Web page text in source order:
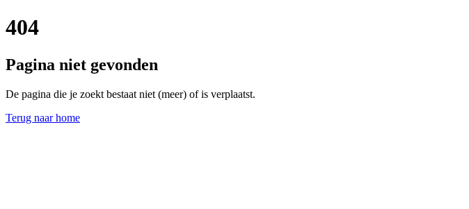
404
Pagina niet gevonden
De pagina die je zoekt bestaat niet (meer) of is verplaatst.
Terug naar home